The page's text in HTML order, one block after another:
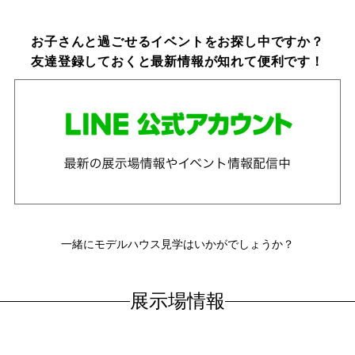
お子さんと過ごせるイベントをお探し中ですか？
友達登録しておくと最新情報が知れて便利です！
一緒にモデルハウス見学はいかがでしょうか？
展示場情報